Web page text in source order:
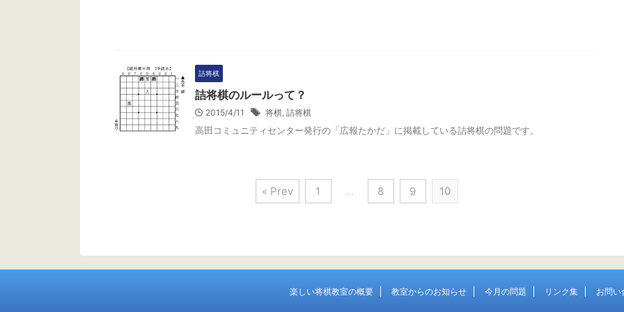
詰将棋
詰将棋のルールって？
2015/4/11 将棋, 詰将棋
高田コミュニティセンター発行の「広報たかだ」に掲載している詰将棋の問題です。
« Prev 1 … 8 9 10
楽しい将棋教室の概要 教室からのお知らせ 今月の問題 リンク集 お問い